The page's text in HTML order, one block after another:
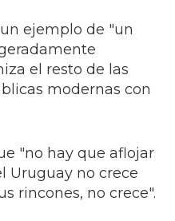
ejemplo de "un
el resto de las
modernas con
"no hay que aflojar
Uruguay no crece
rincones, no crece".